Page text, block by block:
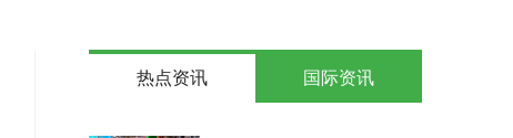
热点资讯 国际资讯